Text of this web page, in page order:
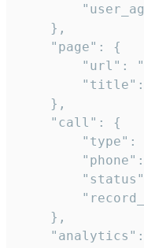
    },
    "page": {
"url":
    },
    "call": {
"type":
    },